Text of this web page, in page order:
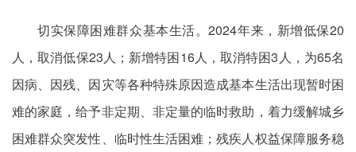
切实保障困难群众基本生活。2024年来，新增低保20
人，取消低保23人；新增特困16人，取消特困3人，为65名
因病、因残、因灾等各种特殊原因造成基本生活出现暂时困
难的家庭，给予非定期、非定量的临时救助，着力缓解城乡
困难群众突发性、临时性生活困难；残疾人权益保障服务稳